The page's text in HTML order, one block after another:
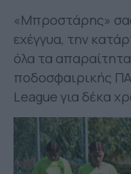
«Μπροστάρης»
εχέγγυα, την
όλα τα
ποδοσφαιρικής
League για δέκα